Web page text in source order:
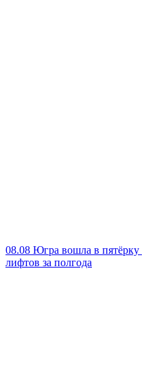
08.08 Югра вошла в
лифтов за полгода